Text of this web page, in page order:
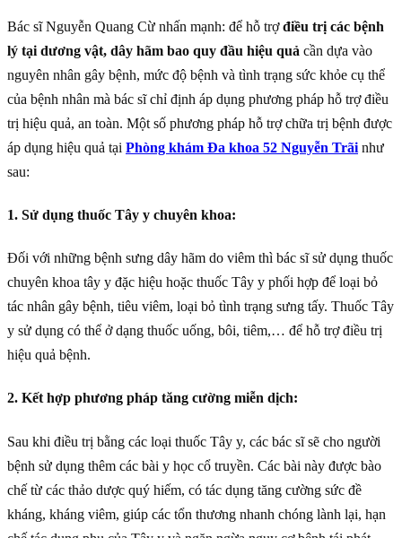
Bác sĩ Nguyễn Quang Cừ nhấn mạnh: để hỗ trợđiều trị các bệnh
lý tại dương vật, dây hãm bao quy đầu hiệu quả cần dựa vào
nguyên nhân gây bệnh, mức độ bệnh và tình trạng sức khỏe cụ thể
của bệnh nhân mà bác sĩ chỉ định áp dụng phương pháp hỗ trợ điều
trị hiệu quả, an toàn. Một số phương pháp hỗ trợ chữa trị bệnh được
áp dụng hiệu quả tại Phòng khám Đa khoa 52 Nguyễn Trãi như
sau:
1. Sử dụng thuốc Tây y chuyên khoa:
Đối với những bệnh sưng dây hãm do viêm thì bác sĩ sử dụng thuốc
chuyên khoa tây y đặc hiệu hoặc thuốc Tây y phối hợp để loại bỏ
tác nhân gây bệnh, tiêu viêm, loại bỏ tình trạng sưng tấy. Thuốc Tây
y sử dụng có thể ở dạng thuốc uống, bôi, tiêm,… để hỗ trợ điều trị
hiệu quả bệnh.
2. Kết hợp phương pháp tăng cường miễn dịch:
Sau khi điều trị bằng các loại thuốc Tây y, các bác sĩ sẽ cho người
bệnh sử dụng thêm các bài y học cổ truyền. Các bài này được bào
chế từ các thảo dược quý hiếm, có tác dụng tăng cường sức đề
kháng, kháng viêm, giúp các tổn thương nhanh chóng lành lại, hạn